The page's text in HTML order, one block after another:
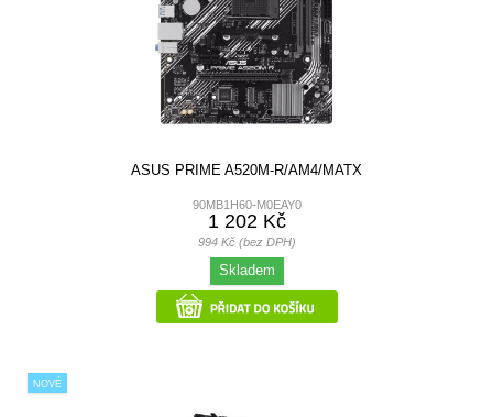
ASUS PRIME A520M-R/AM4/MATX
90MB1H60-M0EAY0
1 202 Kč
994 Kč (bez DPH)
Skladem
NOVÉ